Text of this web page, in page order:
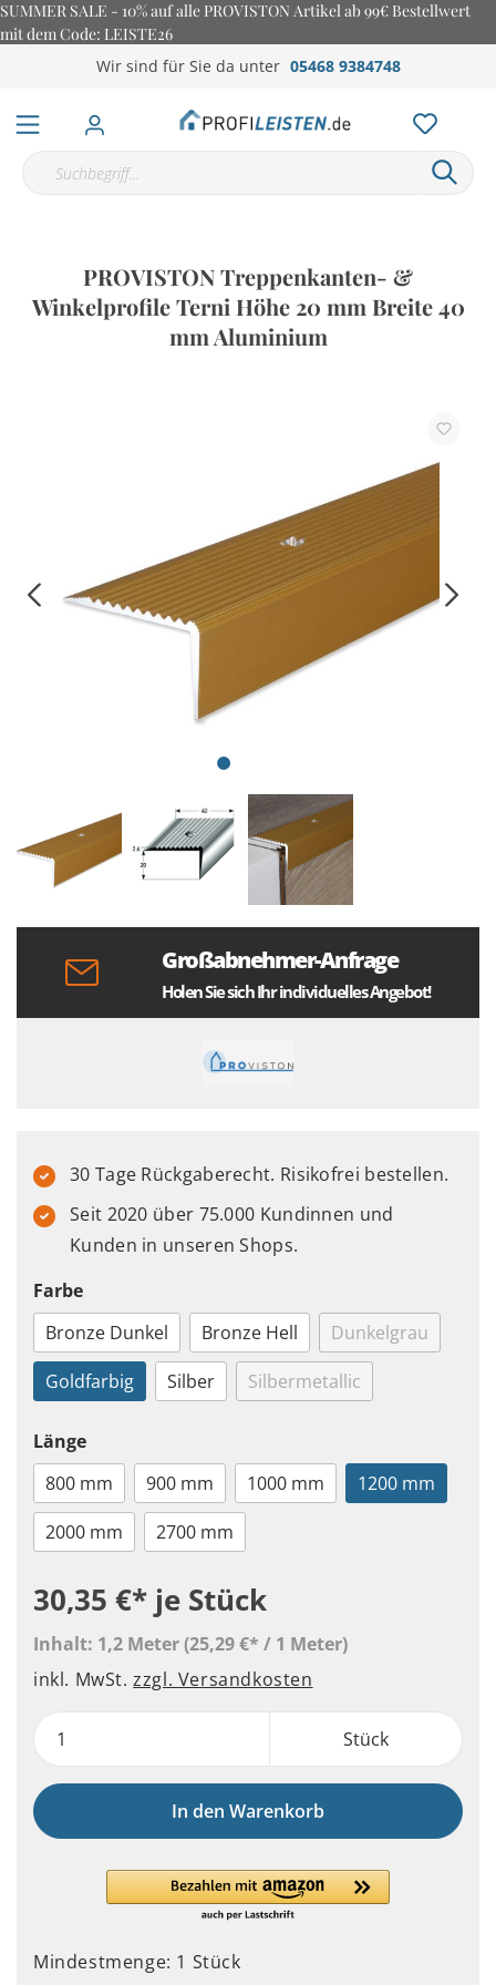
SUMMER SALE - 10% auf alle PROVISTON Artikel ab 99€ Bestellwert
mit dem Code: LEISTE26
Wir sind für Sie da unter 05468 9384748
PROVISTON Treppenkanten- &
Winkelprofile Terni Höhe 20 mm Breite 40
mm Aluminium
Großabnehmer-Anfrage
Holen Sie sich Ihr individuelles Angebot!
30 Tage Rückgaberecht. Risikofrei bestellen.
Seit 2020 über 75.000 Kundinnen und
Kunden in unseren Shops.
Farbe
Bronze Dunkel
Bronze Hell
Dunkelgrau
Goldfarbig
Silber Silbermetallic
Länge
800 mm
900 mm 1000 mm
1200 mm
2000 mm
2700 mm
30,35 €* je Stück
Inhalt: 1,2 Meter(25,29 €* / 1 Meter)
inkl. MwSt.zzgl. Versandkosten
Stück
In den Warenkorb
Mindestmenge: 1 Stück